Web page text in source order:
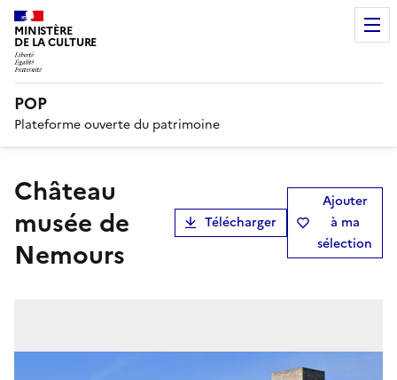
MINISTÈRE
DE LA CULTURE
POP
Plateforme ouverte du patrimoine
château
musée de
Nemours
Télécharger
Ajouter
à ma
sélection